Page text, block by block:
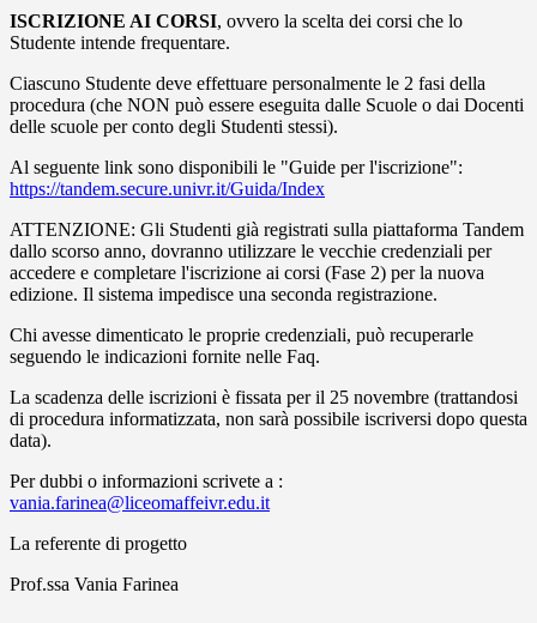
ISCRIZIONE AI CORSI, ovvero la scelta dei corsi che lo
Studente intende frequentare.
Ciascuno Studente deve effettuare personalmente le 2 fasi della
procedura (che NON può essere eseguita dalle Scuole o dai Docenti
delle scuole per conto degli Studenti stessi).
Al seguente link sono disponibili le "Guide per l'iscrizione":
https://tandem.secure.univr.it/Guida/Index
ATTENZIONE: Gli Studenti già registrati sulla piattaforma Tandem
dallo scorso anno, dovranno utilizzare le vecchie credenziali per
accedere e completare l'iscrizione ai corsi (Fase 2) per la nuova
edizione. Il sistema impedisce una seconda registrazione.
Chi avesse dimenticato le proprie credenziali, può recuperarle
seguendo le indicazioni fornite nelle Faq.
La scadenza delle iscrizioni è fissata per il 25 novembre (trattandosi
di procedura informatizzata, non sarà possibile iscriversi dopo questa
data).
Per dubbi o informazioni scrivete a :
vania.farinea@liceomaffeivr.edu.it
La referente di progetto
Prof.ssa Vania Farinea